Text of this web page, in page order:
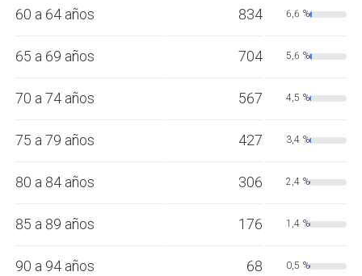
60 a 64 años 834 6,6 %
65 a 69 años 704 5,6 %
70 a 74 años 567 4,5 %
75 a 79 años 427 3,4 %
80 a 84 años 306 2,4 %
85 a 89 años 176 1,4 %
90 a 94 años 68 0,5 %